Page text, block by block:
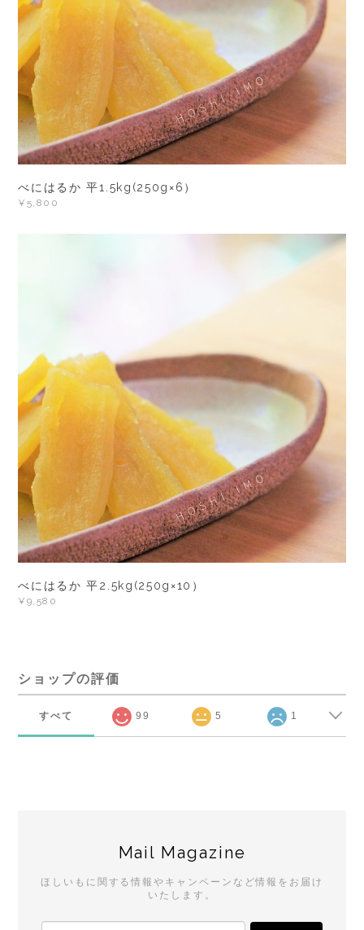
べにはるか 平1.5kg(250g×6）
¥5,800
べにはるか 平2.5kg(250g×10）
¥9,580
ショップの評価
すべて 99 5 1
Mail Magazine
ほしいもに関する情報やキャンペーンなど情報をお届け
いたします。